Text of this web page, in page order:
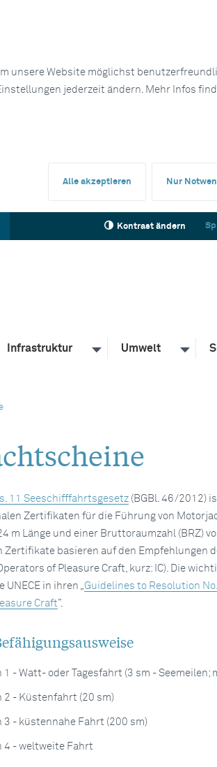
unsere Website möglichst
jederzeit ändern. Mehr Infos
Alle akzeptieren Nur
Kontrast ändern
Infrastruktur Umwelt
11 Seeschifffahrtsgesetz(BGBl. 46/2012)
Zertifikaten für die Führung von
m Länge und einer Bruttoraumzahl (BRZ)
Zertifikate basieren auf den Empfehlungen
of Pleasure Craft, kurz: IC). Die
in ihren „Guidelines to Resolution
Craft”.
- Watt- oder Tagesfahrt (3 sm - Seemeilen;
2 - Küstenfahrt (20 sm)
3 - küstennahe Fahrt (200 sm)
4 - weltweite Fahrt